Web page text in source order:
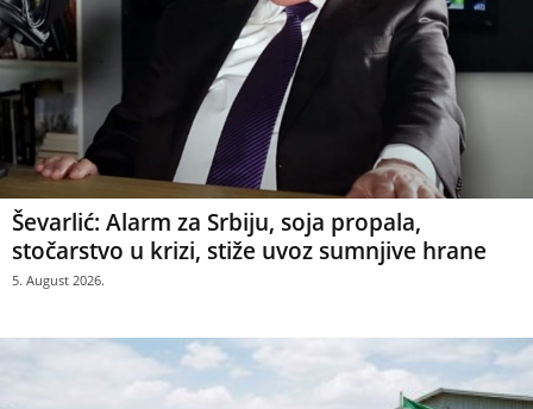
Ševarlić: Alarm za Srbiju, soja propala,
stočarstvo u krizi, stiže uvoz sumnjive hrane
5. August 2026.